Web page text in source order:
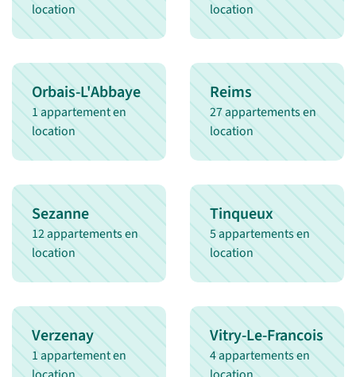
location
location
Orbais-L'Abbaye
1 appartement en
location
Reims
27 appartements en
location
Sezanne
12 appartements en
location
Tinqueux
5 appartements en
location
Verzenay
1 appartement en
Vitry-Le-Francois
4 appartements en